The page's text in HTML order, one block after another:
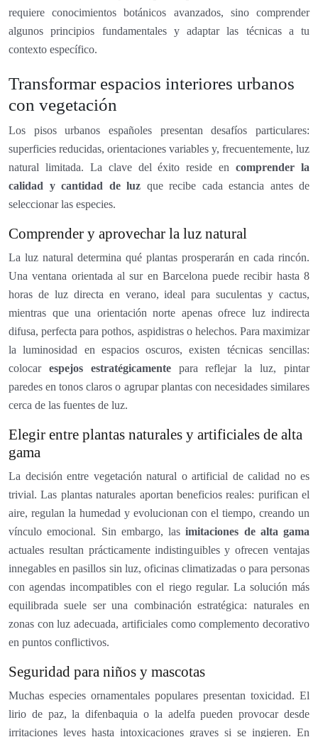
requiere conocimientos botánicos avanzados, sino comprender
algunos principios fundamentales y adaptar las técnicas a tu
contexto específico.
Transformar espacios interiores urbanos
con vegetación
Los pisos urbanos españoles presentan desafíos particulares:
superficies reducidas, orientaciones variables y, frecuentemente, luz
natural limitada. La clave del éxito reside encomprender la
calidad y cantidad de luz que recibe cada estancia antes de
seleccionar las especies.
Comprender y aprovechar la luz natural
La luz natural determina qué plantas prosperarán en cada rincón.
Una ventana orientada al sur en Barcelona puede recibir hasta 8
horas de luz directa en verano, ideal para suculentas y cactus,
mientras que una orientación norte apenas ofrece luz indirecta
difusa, perfecta para pothos, aspidistras o helechos. Para maximizar
la luminosidad en espacios oscuros, existen técnicas sencillas:
colocar espejos estratégicamentepara reflejar la luz, pintar
paredes en tonos claros o agrupar plantas con necesidades similares
cerca de las fuentes de luz.
Elegir entre plantas naturales y artificiales de alta
gama
La decisión entre vegetación natural o artificial de calidad no es
trivial. Las plantas naturales aportan beneficios reales: purifican el
aire, regulan la humedad y evolucionan con el tiempo, creando un
vínculo emocional. Sin embargo, lasimitaciones de alta gama
actuales resultan prácticamente indistinguibles y ofrecen ventajas
innegables en pasillos sin luz, oficinas climatizadas o para personas
con agendas incompatibles con el riego regular. La solución más
equilibrada suele ser una combinación estratégica: naturales en
zonas con luz adecuada, artificiales como complemento decorativo
en puntos conflictivos.
Seguridad para niños y mascotas
Muchas especies ornamentales populares presentan toxicidad. El
lirio de paz, la difenbaquia o la adelfa pueden provocar desde
irritaciones leves hasta intoxicaciones graves si se ingieren. En